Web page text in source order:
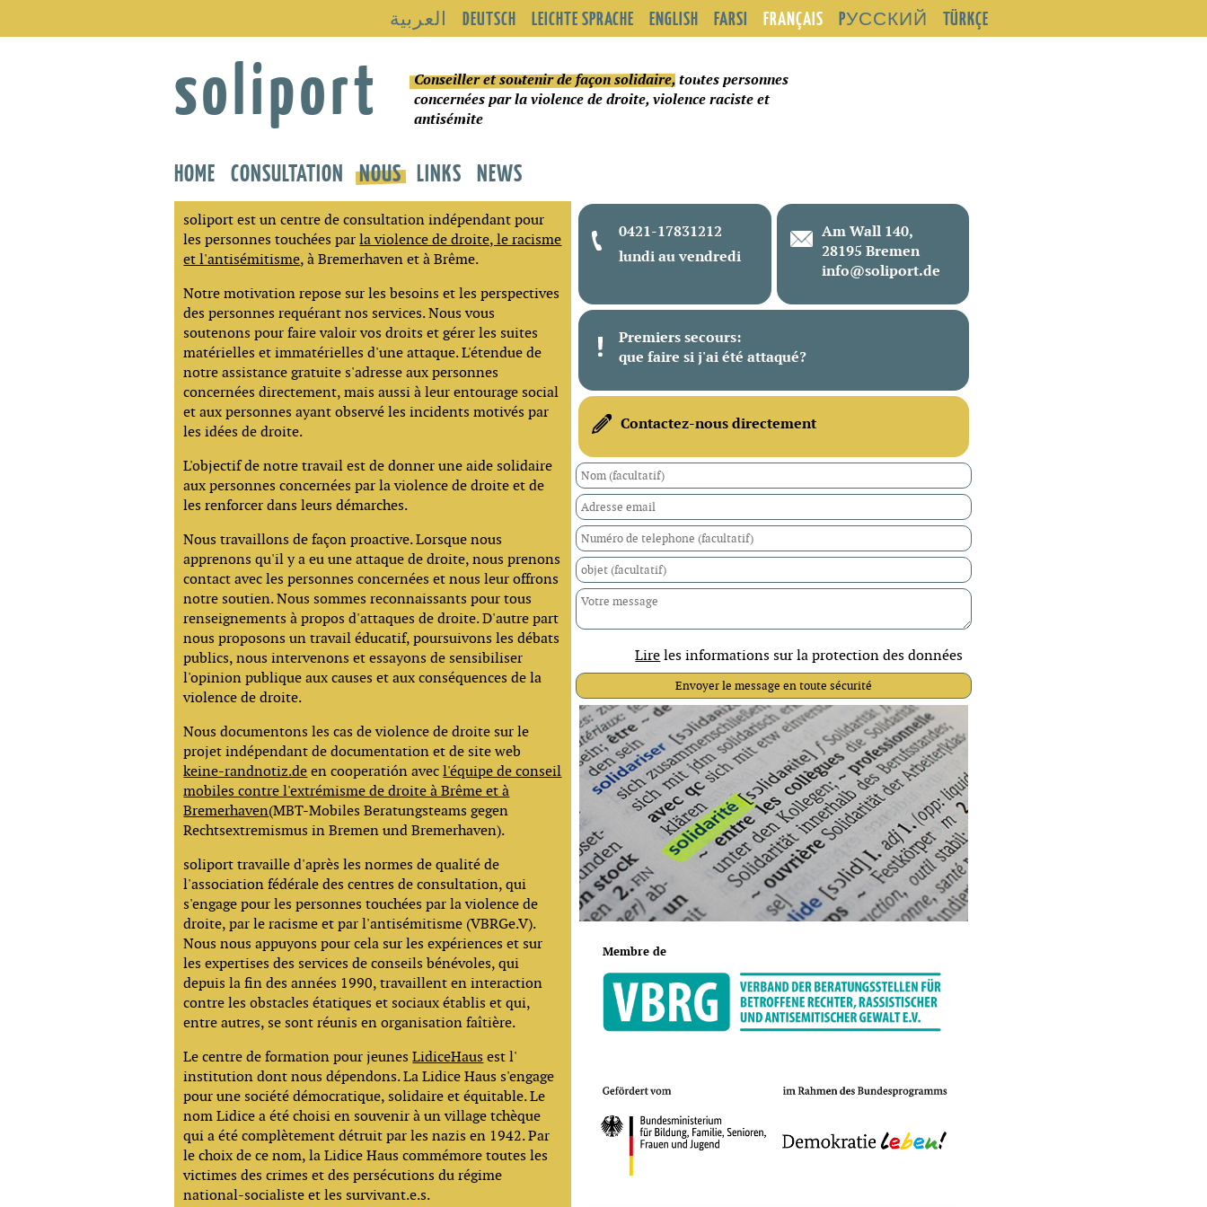
العربية DEUTSCH LEICHTE SPRACHE ENGLISH FARSI FRANÇAIS PУССКИЙ TÜRKÇE
soliport Conseiller et soutenir de façon solidaire, toutes personnes
concernées par la violence de droite, violence raciste et
antisémite
HOME CONSULTATION NOUS LINKS NEWS
soliport est un centre de consultation indépendant pour
les personnes touchées parla violence de droite, le racisme
et l'antisémitisme, à Bremerhaven et à Brême.
Notre motivation repose sur les besoins et les perspectives
des personnes requérant nos services. Nous vous
soutenons pour faire valoir vos droits et gérer les suites
matérielles et immatérielles d'une attaque. L'étendue de
notre assistance gratuite s'adresse aux personnes
concernées directement, mais aussi à leur entourage social
et aux personnes ayant observé les incidents motivés par
les idées de droite.
L'objectif de notre travail est de donner une aide solidaire
aux personnes concernées par la violence de droite et de
les renforcer dans leurs démarches.
Nous travaillons de façon proactive. Lorsque nous
apprenons qu'il y a eu une attaque de droite, nous prenons
contact avec les personnes concernées et nous leur offrons
notre soutien. Nous sommes reconnaissants pour tous
renseignements à propos d'attaques de droite. D'autre part
nous proposons un travail éducatif, poursuivons les débats
publics, nous intervenons et essayons de sensibiliser
l'opinion publique aux causes et aux conséquences de la
violence de droite.
Nous documentons les cas de violence de droite sur le
projet indépendant de documentation et de site web
keine-randnotiz.deen cooperatión avecl'équipe de conseil
mobiles contre l'extrémisme de droite à Brême et à
Bremerhaven(MBT-Mobiles Beratungsteams gegen
Rechtsextremismus in Bremen und Bremerhaven).
soliport travaille d'après les normes de qualité de
l'association fédérale des centres de consultation, qui
s'engage pour les personnes touchées par la violence de
droite, par le racisme et par l'antisémitisme (VBRGe.V).
Nous nous appuyons pour cela sur les expériences et sur
les expertises des services de conseils bénévoles, qui
depuis la fin des années 1990, travaillent en interaction
contre les obstacles étatiques et sociaux établis et qui,
entre autres, se sont réunis en organisation faîtière.
Le centre de formation pour jeunesLidiceHausest l'
institution dont nous dépendons. La Lidice Haus s'engage
pour une société démocratique, solidaire et équitable. Le
nom Lidice a été choisi en souvenir à un village tchèque
qui a été complètement détruit par les nazis en 1942. Par
le choix de ce nom, la Lidice Haus commémore toutes les
victimes des crimes et des persécutions du régime
national-socialiste et les survivant.e.s.
0421-17831212
lundi au vendredi
Am Wall 140,
28195 Bremen
info@soliport.de
Premiers secours:
que faire si j'ai été attaqué?
Contactez-nous directement
Lireles informations sur la protection des données
Membre de